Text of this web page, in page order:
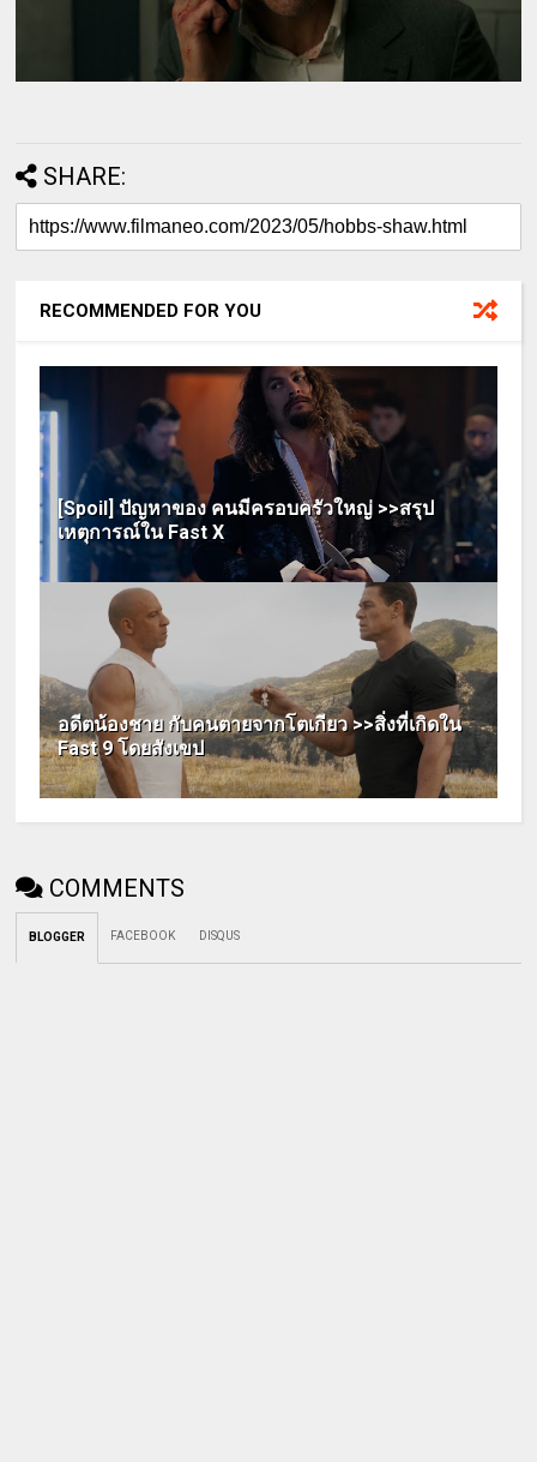
SHARE:
RECOMMENDED FOR YOU
[Spoil] ปัญหาของ คนมีครอบครัวใหญ่ >>สรุป
เหตุการณ์ใน Fast X
อดีตน้องชาย กับคนตายจากโตเกียว >>สิ่งที่เกิดใน
Fast 9 โดยสังเขป
COMMENTS
BLOGGER FACEBOOK DISQUS